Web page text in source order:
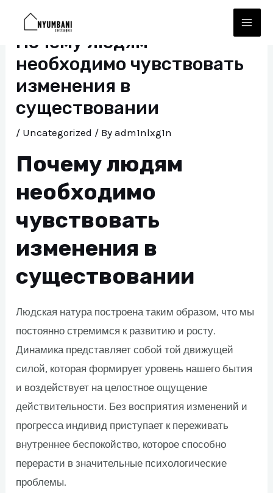
contentПочему людям
необходимо чувствовать
изменения в
существовании
/ Uncategorized / Byadm1nlxg1n
Почему людям
необходимо
чувствовать
изменения в
существовании
Людская натура построена таким образом, что мы
постоянно стремимся к развитию и росту.
Динамика представляет собой той движущей
силой, которая формирует уровень нашего бытия
и воздействует на целостное ощущение
действительности. Без восприятия изменений и
прогресса индивид приступает к переживать
внутреннее беспокойство, которое способно
перерасти в значительные психологические
проблемы.
navigation